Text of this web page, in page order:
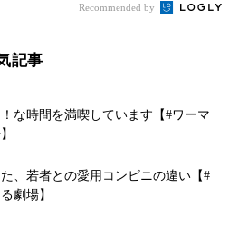
Recommended by
記事
な時間を満喫しています【#ワーマ
、若者との愛用コンビニの違い【#
劇場】